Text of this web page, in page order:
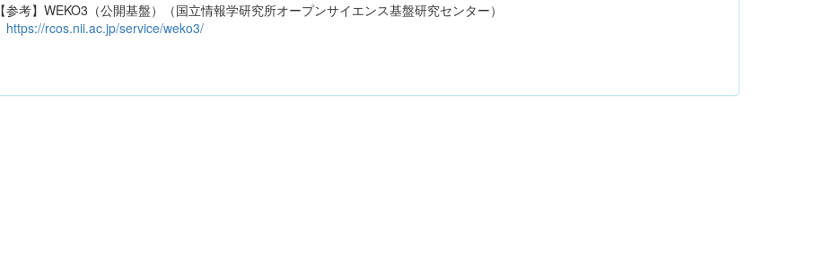
【参考】WEKO3（公開基盤）（国立情報学研究所オープンサイエンス基盤研究センター）
https://rcos.nii.ac.jp/service/weko3/